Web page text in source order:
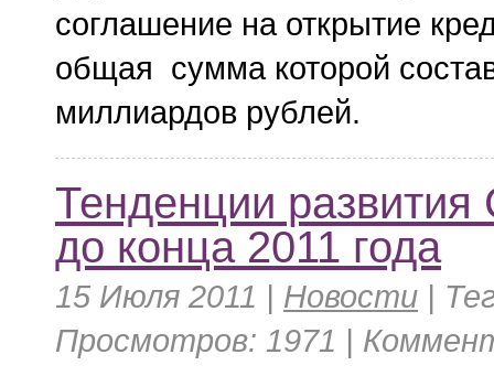
соглашение на открытие
общая сумма которой
миллиардов рублей.
Тенденции развития
до конца 2011 года
15 Июля 2011 | Новости |
Просмотров: 1971 |